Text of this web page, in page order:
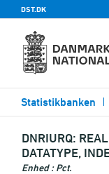
DST.DK
Statistikbanken
DNRIURQ:
DATATYPE,
Enhed : Pct.